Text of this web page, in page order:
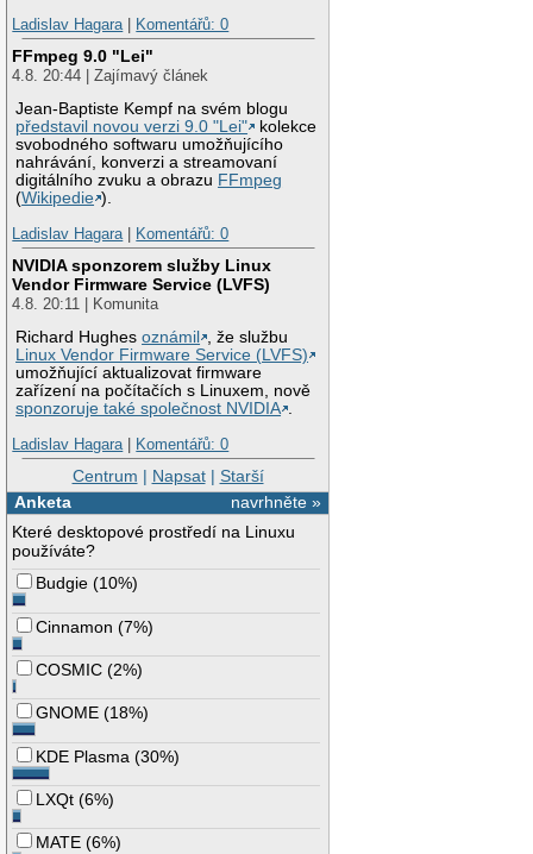
Ladislav Hagara| Komentářů: 0
FFmpeg 9.0 "Lei"
4.8. 20:44 | Zajímavý článek
Jean-Baptiste Kempf na svém blogu
představil novou verzi 9.0 "Lei"
kolekce
svobodného softwaru umožňujícího
nahrávání, konverzi a streamovaní
digitálního zvuku a obrazu FFmpeg
(Wikipedie ).
Ladislav Hagara| Komentářů: 0
NVIDIA sponzorem služby Linux
Vendor Firmware Service (LVFS)
4.8. 20:11 | Komunita
Richard Hughesoznámil
, že službu
Linux Vendor Firmware Service (LVFS)
umožňující aktualizovat firmware
zařízení na počítačích s Linuxem, nově
sponzoruje také společnost NVIDIA .
Ladislav Hagara| Komentářů: 0
Centrum | Napsat| Starší
navrhněte »
Anketa
Které desktopové prostředí na Linuxu
používáte?
Budgie (10%)
Cinnamon (7%)
COSMIC (2%)
GNOME (18%)
KDE Plasma (30%)
LXQt (6%)
MATE (6%)